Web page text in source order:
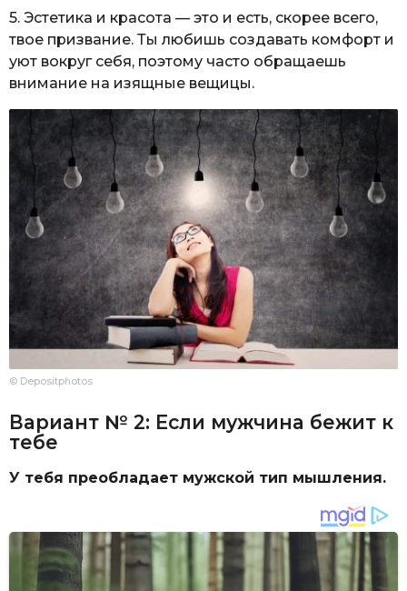
5. Эстетика и красота — это и есть, скорее всего,
твое призвание. Ты любишь создавать комфорт и
уют вокруг себя, поэтому часто обращаешь
внимание на изящные вещицы.
© Depositphotos
Вариант № 2: Если мужчина бежит к
тебе
У тебя преобладает мужской тип мышления.